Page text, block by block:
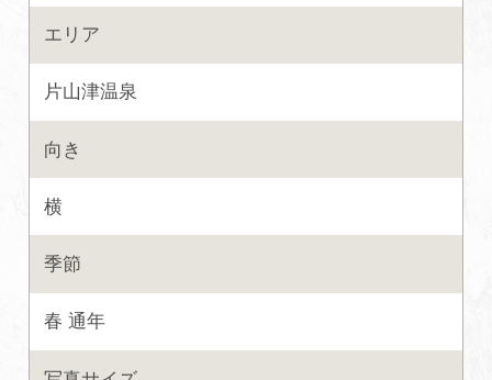
写真ダウンロード
よくあるご質問・お問い合わせ
プライバシーポリシー
エリア
片山津温泉
向き
横
季節
春 通年